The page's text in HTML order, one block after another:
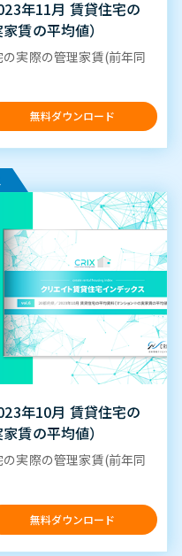
年11月 賃貸住宅の
賃の平均値）
実際の管理家賃(前年同
無料ダウンロード
年10月 賃貸住宅の
賃の平均値）
実際の管理家賃(前年同
無料ダウンロード